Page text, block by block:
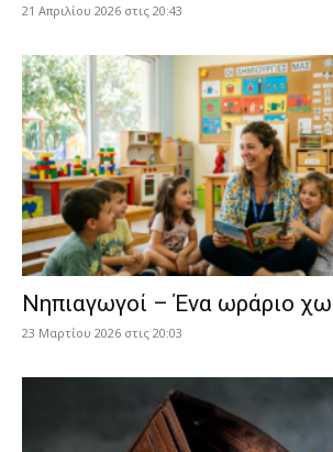
21 Απριλίου 2026 στις 20:43
Νηπιαγωγοί – Ένα ωράριο
23 Μαρτίου 2026 στις 20:03